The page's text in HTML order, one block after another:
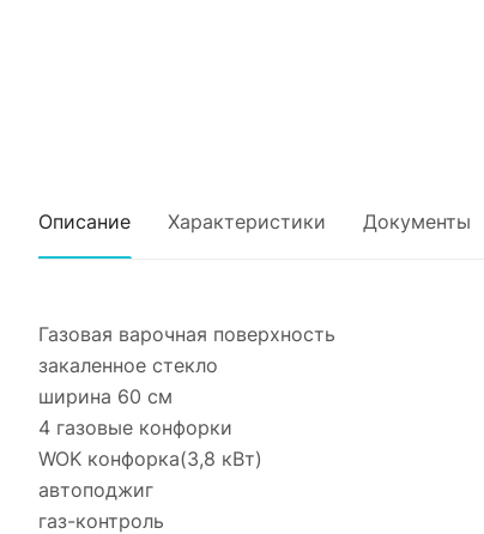
Описание Характеристики Документы
Газовая варочная поверхность
закаленное стекло
ширина 60 см
4 газовые конфорки
WOK конфорка(3,8 кВт)
автоподжиг
газ-контроль